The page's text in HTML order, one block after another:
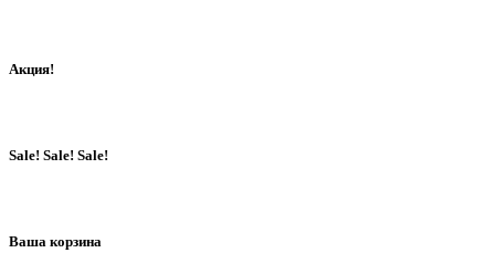
Акция!
Sale! Sale! Sale!
Ваша корзина